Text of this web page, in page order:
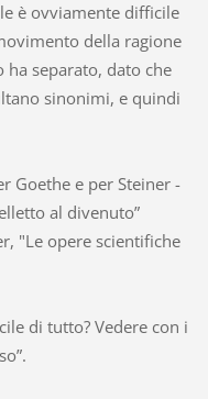
è ovviamente difficile
della ragione
separato, dato che
sinonimi, e quindi
Goethe e per Steiner -
al divenuto”
"Le opere scientifiche
di tutto? Vedere con i